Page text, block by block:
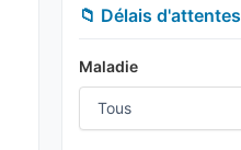
📁 Délais d'attentes
Maladie